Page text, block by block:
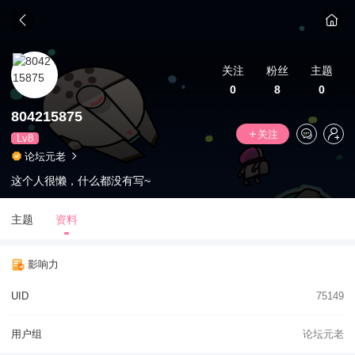
关注
0
粉丝
8
主题
0
804215875
Lv8
关注
论坛元老
这个人很懒，什么都没有写~
主题 资料
影响力
UID 75149
用户组 论坛元老